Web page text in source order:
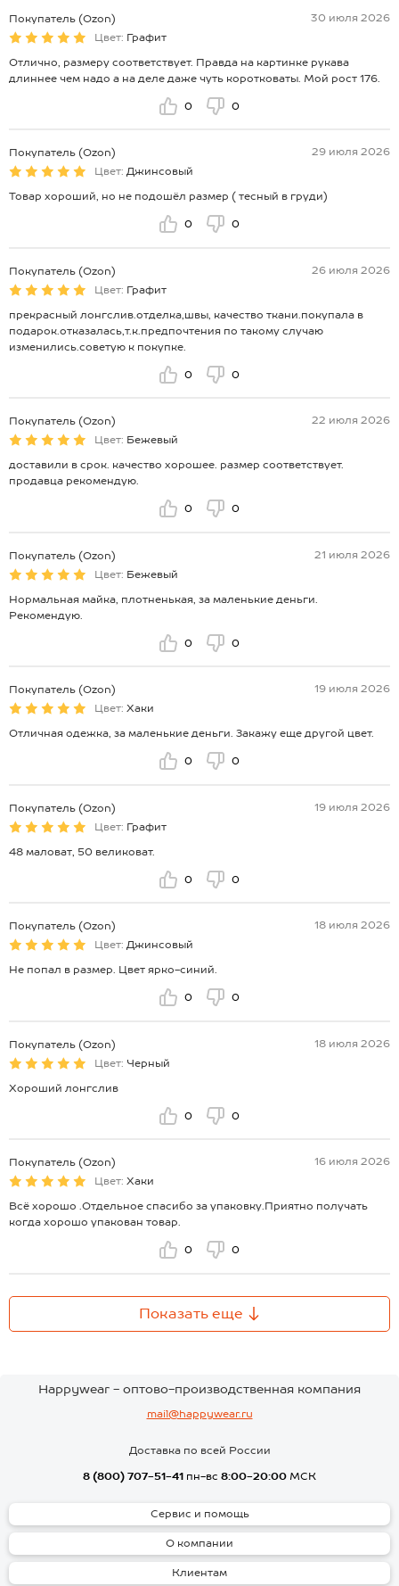
Покупатель (Ozon)
30 июля 2026
Цвет: Графит
Отлично, размеру соответствует. Правда на картинке рукава
длиннее чем надо а на деле даже чуть коротковаты. Мой рост 176.
0 0
Покупатель (Ozon)
29 июля 2026
Цвет: Джинсовый
Товар хороший, но не подошёл размер ( тесный в груди)
0 0
Покупатель (Ozon)
26 июля 2026
Цвет: Графит
прекрасный лонгслив.отделка,швы, качество ткани.покупала в
подарок.отказалась,т.к.предпочтения по такому случаю
изменились.советую к покупке.
0 0
Покупатель (Ozon)
22 июля 2026
Цвет: Бежевый
доставили в срок. качество хорошее. размер соответствует.
продавца рекомендую.
0 0
Покупатель (Ozon)
21 июля 2026
Цвет: Бежевый
Нормальная майка, плотненькая, за маленькие деньги.
Рекомендую.
0 0
Покупатель (Ozon)
19 июля 2026
Цвет: Хаки
Отличная одежка, за маленькие деньги. Закажу еще другой цвет.
0 0
Покупатель (Ozon)
19 июля 2026
Цвет: Графит
48 маловат, 50 великоват.
0 0
Покупатель (Ozon)
18 июля 2026
Цвет: Джинсовый
Не попал в размер. Цвет ярко-синий.
0 0
Покупатель (Ozon)
18 июля 2026
Цвет: Черный
Хороший лонгслив
0 0
Покупатель (Ozon)
16 июля 2026
Цвет: Хаки
Всё хорошо .Отдельное спасибо за упаковку.Приятно получать
когда хорошо упакован товар.
0 0
Показать еще
Happywear - оптово-производственная компания
mail@happywear.ru
Доставка по всей России
8 (800) 707-51-41 пн-вс 8:00-20:00 МСК
Сервис и помощь
О компании
Клиентам